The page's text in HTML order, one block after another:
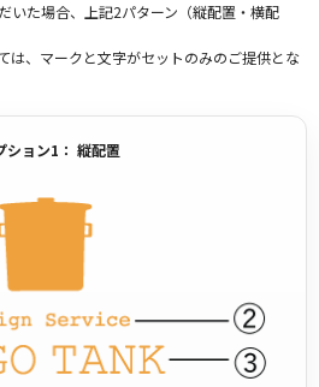
いた場合、上記2パターン（縦配置・横配
は、マークと文字がセットのみのご提供とな
ション1： 縦配置